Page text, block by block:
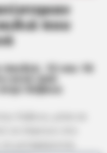
που
13 και 16
κενό από